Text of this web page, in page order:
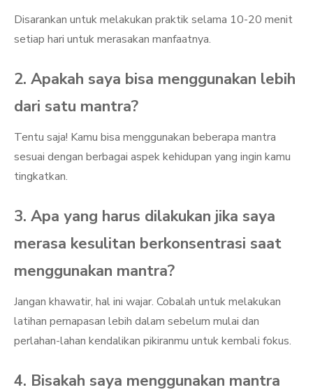
Disarankan untuk melakukan praktik selama 10-20 menit
setiap hari untuk merasakan manfaatnya.
2. Apakah saya bisa menggunakan lebih
dari satu mantra?
Tentu saja! Kamu bisa menggunakan beberapa mantra
sesuai dengan berbagai aspek kehidupan yang ingin kamu
tingkatkan.
3. Apa yang harus dilakukan jika saya
merasa kesulitan berkonsentrasi saat
menggunakan mantra?
Jangan khawatir, hal ini wajar. Cobalah untuk melakukan
latihan pernapasan lebih dalam sebelum mulai dan
perlahan-lahan kendalikan pikiranmu untuk kembali fokus.
4. Bisakah saya menggunakan mantra